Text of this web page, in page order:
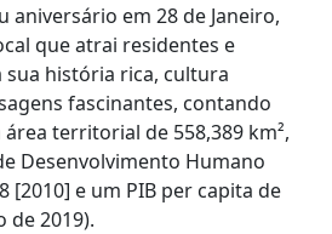
aniversário em 28 de Janeiro,
que atrai residentes e
sua história rica, cultura
fascinantes, contando
territorial de 558,389 km²,
Desenvolvimento Humano
[2010] e um PIB per capita de
de 2019).